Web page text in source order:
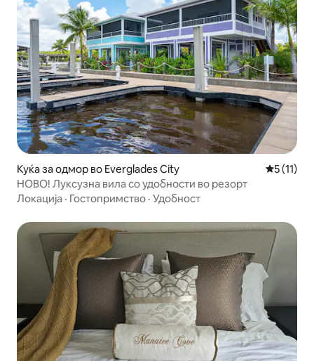
Куќа за одмор во Everglades City
5 (11)
НОВО! Луксузна вила со удобности во резорт
Локација · Гостопримство · Удобност